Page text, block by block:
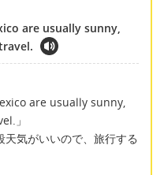
are usually sunny,
are usually sunny,
」
気がいいので、旅行する